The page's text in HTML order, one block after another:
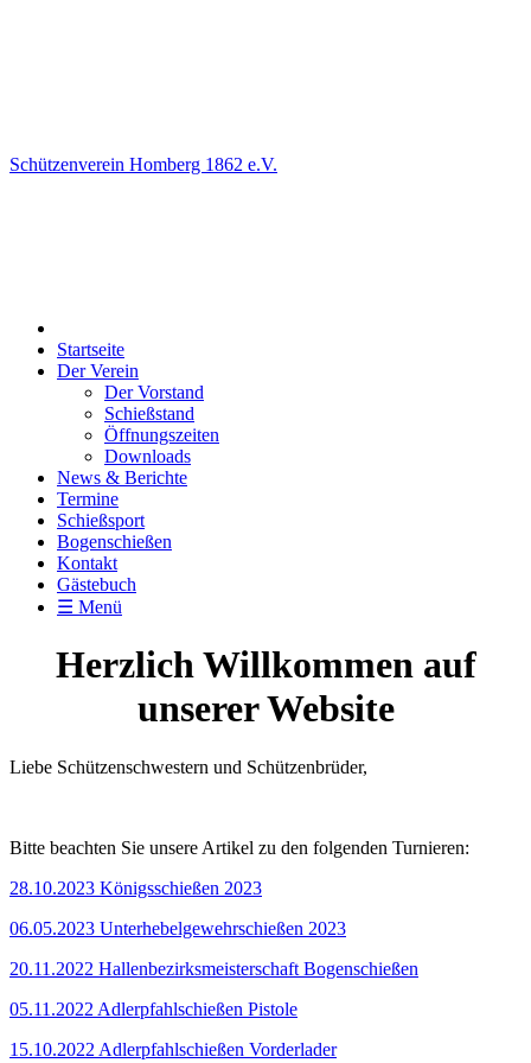
Schützenverein Homberg 1862 e.V.
Startseite
Der Verein
Der Vorstand
Schießstand
Öffnungszeiten
Downloads
News & Berichte
Termine
Schießsport
Bogenschießen
Kontakt
Gästebuch
☰ Menü
Herzlich Willkommen auf
unserer Website
Liebe Schützenschwestern und Schützenbrüder,
Bitte beachten Sie unsere Artikel zu den folgenden Turnieren:
28.10.2023 Königsschießen 2023
06.05.2023 Unterhebelgewehrschießen 2023
20.11.2022 Hallenbezirksmeisterschaft Bogenschießen
05.11.2022 Adlerpfahlschießen Pistole
15.10.2022 Adlerpfahlschießen Vorderlader